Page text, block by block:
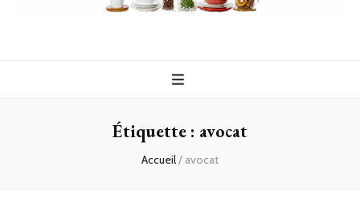
Serviettes
Étiquette : avocat
Accueil/ avocat